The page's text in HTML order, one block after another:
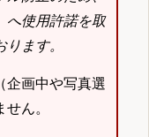
へ使用許諾を取
ます。
企画中や写真選
ん。